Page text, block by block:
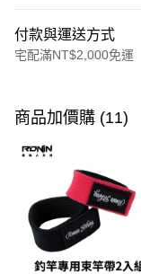
付款與運送方式
宅配滿NT$2,000免運
信用卡一次付款
信用卡分期付款
3 期 0 利率 每期
合作金庫商業銀行
華南商業銀行
上海商業儲蓄銀行
國泰世華商業銀行
Apple Pay
街口支付
商品加價購 (11)